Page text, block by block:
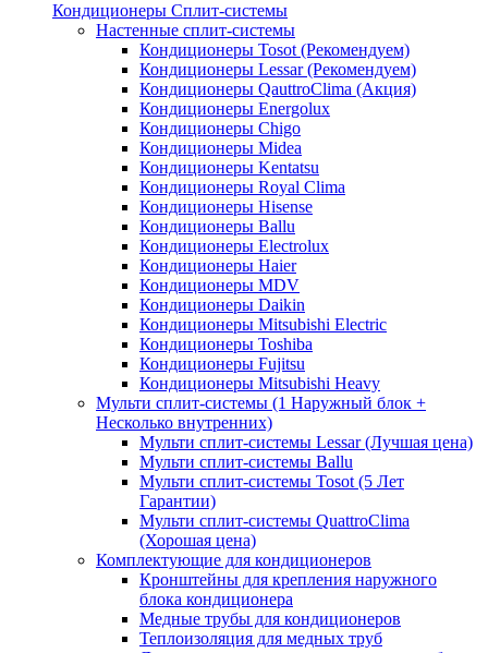
Кондиционеры Сплит-системы
Настенные сплит-системы
Кондиционеры Tosot (Рекомендуем)
Кондиционеры Lessar (Рекомендуем)
Кондиционеры QauttroClima (Акция)
Кондиционеры Energolux
Кондиционеры Chigo
Кондиционеры Midea
Кондиционеры Kentatsu
Кондиционеры Royal Clima
Кондиционеры Hisense
Кондиционеры Ballu
Кондиционеры Electrolux
Кондиционеры Haier
Кондиционеры MDV
Кондиционеры Daikin
Кондиционеры Mitsubishi Electric
Кондиционеры Toshiba
Кондиционеры Fujitsu
Кондиционеры Mitsubishi Heavy
Мульти сплит-системы (1 Наружный блок +
Несколько внутренних)
Мульти сплит-системы Lessar (Лучшая цена)
Мульти сплит-системы Ballu
Мульти сплит-системы Tosot (5 Лет
Гарантии)
Мульти сплит-системы QuattroClima
(Хорошая цена)
Комплектующие для кондиционеров
Кронштейны для крепления наружного
блока кондиционера
Медные трубы для кондиционеров
Теплоизоляция для медных труб